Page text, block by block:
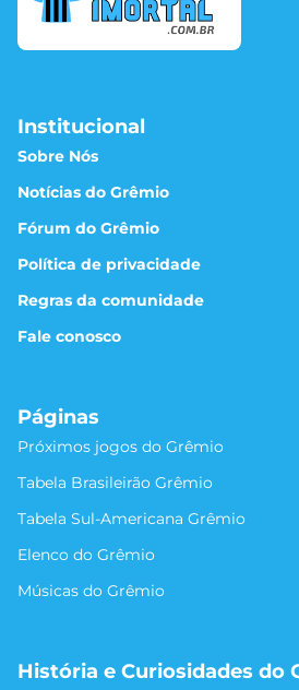
Institucional
Sobre Nós
Notícias do Grêmio
Fórum do Grêmio
Política de privacidade
Regras da comunidade
Fale conosco
Páginas
Próximos jogos do Grêmio
Tabela Brasileirão Grêmio
Tabela Sul-Americana Grêmio
Elenco do Grêmio
Músicas do Grêmio
História e Curiosidades do